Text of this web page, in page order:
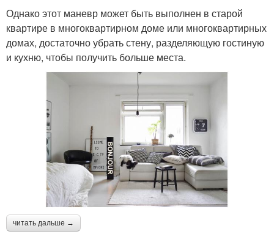
Однако этот маневр может быть выполнен в старой
квартире в многоквартирном доме или многоквартирных
домах, достаточно убрать стену, разделяющую гостиную
и кухню, чтобы получить больше места.
читать дальше →